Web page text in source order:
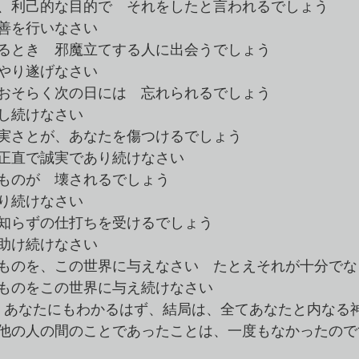
利己的な目的で　それをしたと言われるでしょう
を行いなさい
とき　邪魔立てする人に出会うでしょう
り遂げなさい
そらく次の日には　忘れられるでしょう
続けなさい
さとが、あなたを傷つけるでしょう
直で誠実であり続けなさい
のが　壊されるでしょう
続けなさい
らずの仕打ちを受けるでしょう
け続けなさい
のを、この世界に与えなさい　たとえそれが十分で
のをこの世界に与え続けなさい
なたにもわかるはず、結局は、全てあなたと内なる
の人の間のことであったことは、一度もなかったの